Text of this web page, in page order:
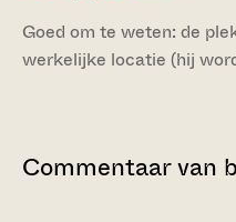
Goed om te weten: de
werkelijke locatie (hij
Commentaar van